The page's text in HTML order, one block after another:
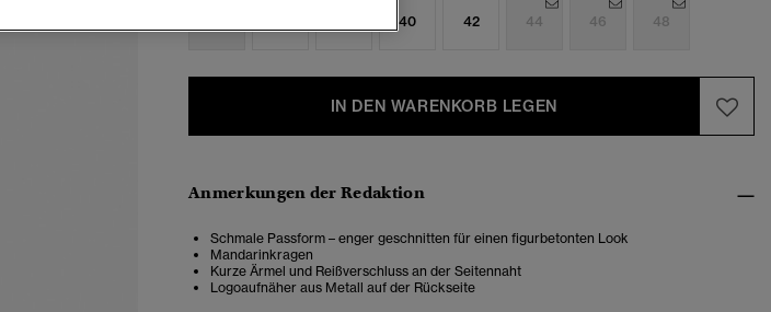
40 42 44 46 48
IN DEN WARENKORB LEGEN
Anmerkungen der Redaktion
Schmale Passform – enger geschnitten für einen figurbetonten Look
Mandarinkragen
Kurze Ärmel und Reißverschluss an der Seitennaht
Logoaufnäher aus Metall auf der Rückseite